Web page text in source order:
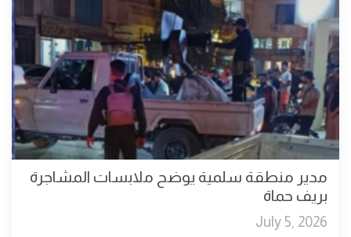
مدير منطقة سلمية يوضح ملابسات المشاجرة
بريف حماة
July 5, 2026